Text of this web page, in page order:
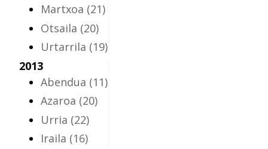
Martxoa (21)
Otsaila (20)
Urtarrila (19)
2013
Abendua (11)
Azaroa (20)
Urria (22)
Iraila (16)